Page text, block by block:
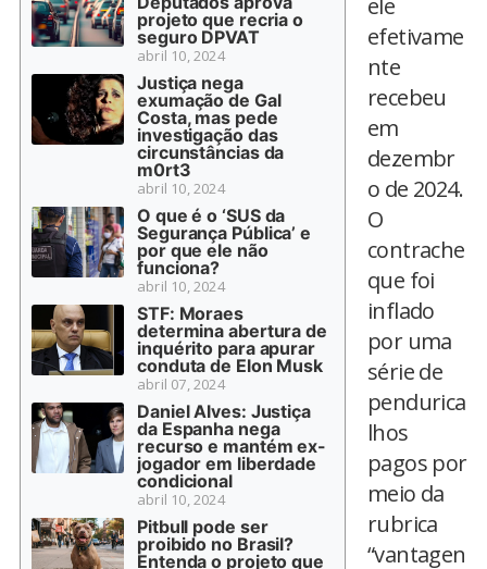
projeto que recria o
seguro DPVAT
abril 10, 2024
Justiça nega
exumação de Gal
Costa, mas pede
investigação das
circunstâncias da
m0rt3
abril 10, 2024
O que é o ‘SUS da
Segurança Pública’ e
por que ele não
funciona?
abril 10, 2024
STF: Moraes
determina abertura de
inquérito para apurar
conduta de Elon Musk
abril 07, 2024
Daniel Alves: Justiça
da Espanha nega
recurso e mantém ex-
jogador em liberdade
condicional
abril 10, 2024
Pitbull pode ser
proibido no Brasil?
Entenda o projeto que
ele
efetivame
nte
recebeu
em
dezembr
o de 2024.
O
contrache
que foi
inflado
por uma
série de
pendurica
lhos
pagos por
meio da
rubrica
“vantagen